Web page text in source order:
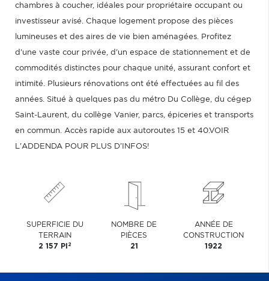
chambres à coucher, idéales pour propriétaire occupant ou
investisseur avisé. Chaque logement propose des pièces
lumineuses et des aires de vie bien aménagées. Profitez
d'une vaste cour privée, d'un espace de stationnement et de
commodités distinctes pour chaque unité, assurant confort et
intimité. Plusieurs rénovations ont été effectuées au fil des
années. Situé à quelques pas du métro Du Collège, du cégep
Saint-Laurent, du collège Vanier, parcs, épiceries et transports
en commun. Accès rapide aux autoroutes 15 et 40.VOIR
L'ADDENDA POUR PLUS D'INFOS!
SUPERFICIE DU
TERRAIN
2 157 PI 2
NOMBRE DE
PIÈCES
21
ANNÉE DE
CONSTRUCTION
1922